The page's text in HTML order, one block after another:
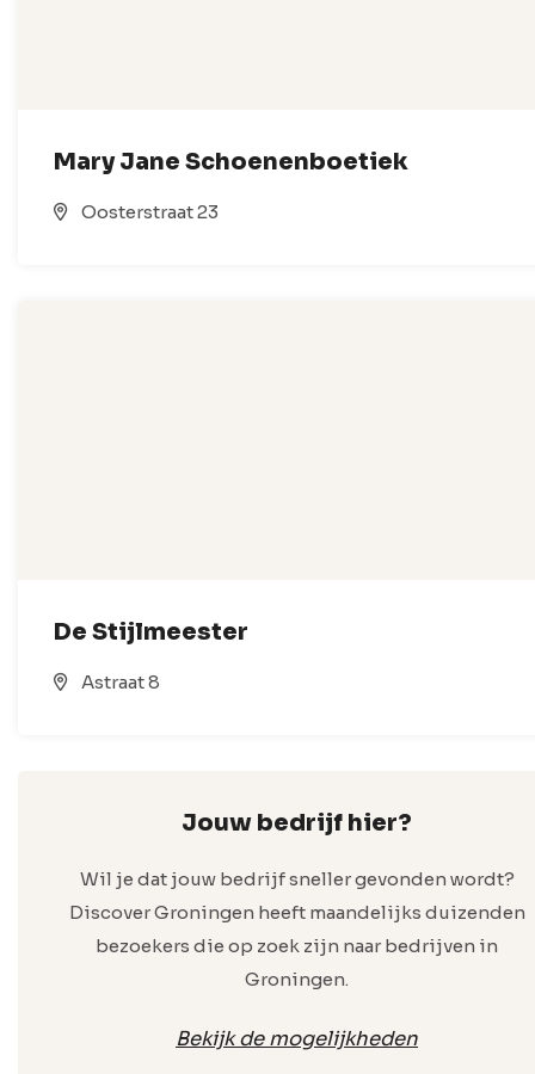
Mary Jane Schoenenboetiek
Oosterstraat 23
De Stijlmeester
Astraat 8
Jouw bedrijf hier?
Wil je dat jouw bedrijf sneller gevonden wordt?
Discover Groningen heeft maandelijks duizenden
bezoekers die op zoek zijn naar bedrijven in
Groningen.
Bekijk de mogelijkheden